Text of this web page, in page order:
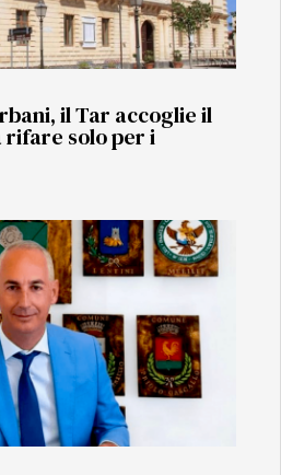
il Tar accoglie il
solo per i